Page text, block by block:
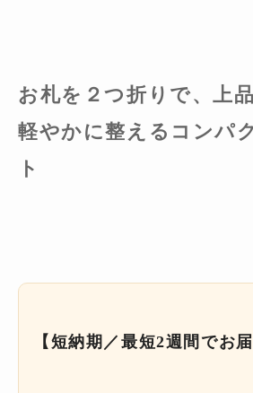
お札を２つ折りで、上
軽やかに整えるコンパ
ト
【短納期／最短2週間でお届